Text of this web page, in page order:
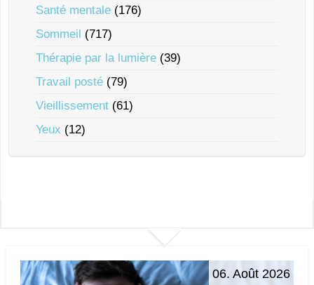
Santé mentale (176)
Sommeil (717)
Thérapie par la lumière (39)
Travail posté (79)
Vieillissement (61)
Yeux (12)
06. Août 2026